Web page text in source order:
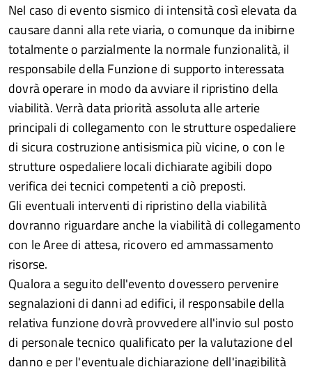
Nel caso di evento sismico di intensità così elevata da
causare danni alla rete viaria, o comunque da inibirne
totalmente o parzialmente la normale funzionalità, il
responsabile della Funzione di supporto interessata
dovrà operare in modo da avviare il ripristino della
viabilità. Verrà data priorità assoluta alle arterie
principali di collegamento con le strutture ospedaliere
di sicura costruzione antisismica più vicine, o con le
strutture ospedaliere locali dichiarate agibili dopo
verifica dei tecnici competenti a ciò preposti.
Gli eventuali interventi di ripristino della viabilità
dovranno riguardare anche la viabilità di collegamento
con le Aree di attesa, ricovero ed ammassamento
risorse.
Qualora a seguito dell'evento dovessero pervenire
segnalazioni di danni ad edifici, il responsabile della
relativa funzione dovrà provvedere all'invio sul posto
di personale tecnico qualificato per la valutazione del
danno e per l'eventuale dichiarazione dell'inagibilità